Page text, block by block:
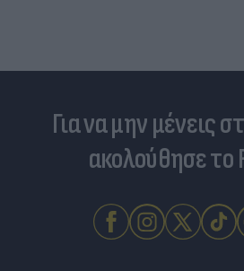
Για να μην μένεις
ακολούθησε το